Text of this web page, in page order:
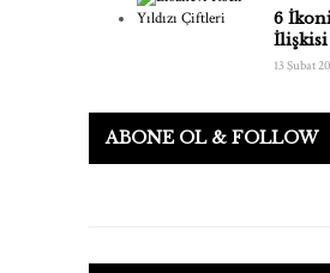
6
İlişkisi
13 Şubat
ABONE OL & FOLLOW